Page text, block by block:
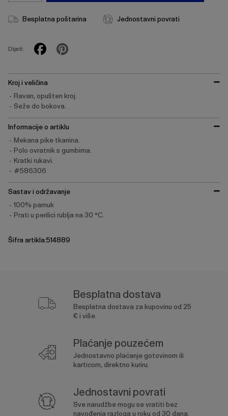
Besplatna poštarina Jednostavni povrati
Dijeli:
Kroj i veličina
Ravan, opušten kroj.
Seže do bokova.
Informacije o artiklu
Mekana pike tkanina.
Polo ovratnik s gumbima.
Kratki rukavi.
#586306
Sastav i održavanje
100% pamuk
Prati u perilici rublja na 30 °C.
Šifra artikla:514889
Besplatna dostava
Besplatna dostava za kupovinu od 25
€ i više.
Plaćanje pouzećem
Jednostavno plaćanje gotovinom ili
karticom, direktno kuriru.
Jednostavni povrati
Sve narudžbe mogu se vratiti bez
navođenja razloga u roku od 30 dana.